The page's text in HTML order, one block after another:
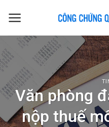
Văn phòng
nộp thuế